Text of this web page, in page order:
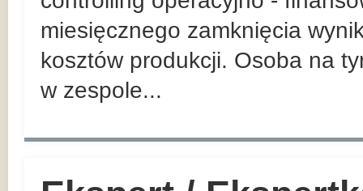
miesięcznego zamknięcia
kosztów produkcji. Osoba na
w zespole...